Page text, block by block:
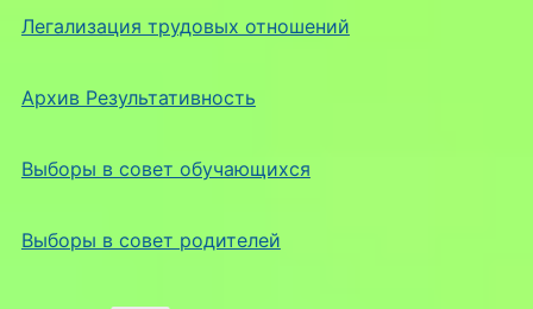
Легализация трудовых отношений
Архив Результативность
Выборы в совет обучающихся
Выборы в совет родителей